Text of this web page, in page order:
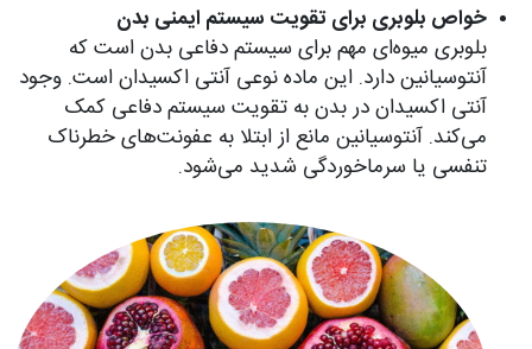
خواص بلوبری برای تقویت سیستم ایمنی بدن
بلوبری میوه‌ای مهم برای سیستم دفاعی بدن است که
آنتوسیانین دارد. این ماده نوعی آنتی اکسیدان است. وجود
آنتی اکسیدان در بدن به تقویت سیستم دفاعی کمک
می‌کند. آنتوسیانین مانع از ابتلا به عفونت‌های خطرناک
تنفسی یا سرماخوردگی شدید می‌شود.